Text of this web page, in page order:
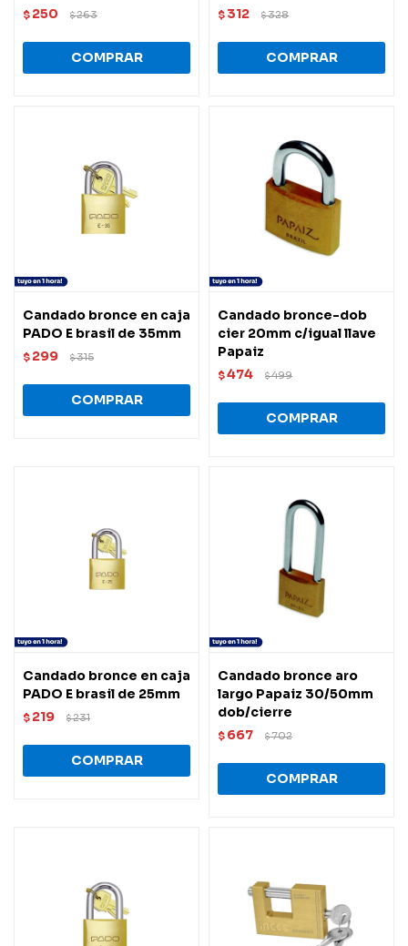
$ 250 $263 $ 312 $328
Candado bronce en caja
PADO E brasil de 35mm
$ 299 $315
Candado bronce-dob
cier 20mm c/igual llave
Papaiz
$474 $499
Candado bronce en caja
PADO E brasil de 25mm
$ 219 $231
Candado bronce aro
largo Papaiz 30/50mm
dob/cierre
$ 667 $702